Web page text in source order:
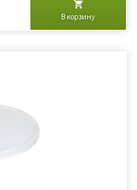
В корзину